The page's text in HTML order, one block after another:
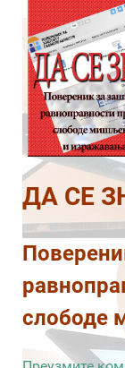
ДА СЕ
слободе